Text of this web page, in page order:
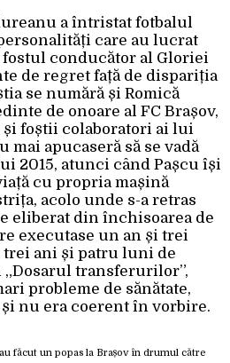
a întristat fotbalul
care au lucrat
conducător al Gloriei
de regret față de dispariția
se numără și Romică
de onoare al FC Brașov,
foștii colaboratori ai lui
mai apucaseră să se vadă
2015, atunci când Pașcu își
cu propria mașină
acolo unde s-a retras
eliberat din închisoarea de
executase un an și trei
ani și patru luni de
transferurilor”,
probleme de sănătate,
nu era coerent în vorbire.
făcut un popas la Brașov în drumul către